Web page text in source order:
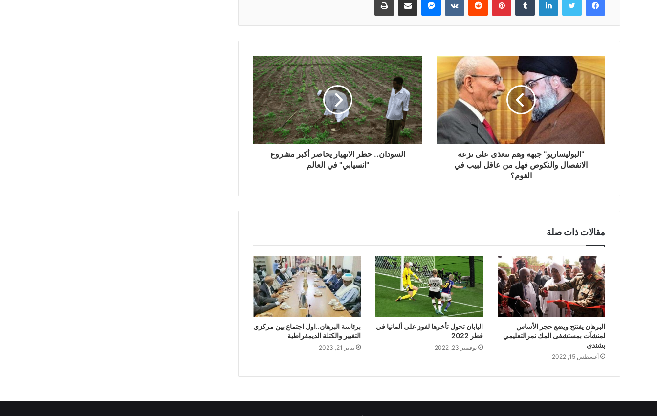
"البوليساريو" جبهة وهم تتغذى على نزعة
الانفصال والنكوص فهل من عاقل لبيب في
القوم؟
السودان.. خطر الانهيار يحاصر أكبر مشروع
"انسيابي" في العالم
مقالات ذات صلة
البرهان يفتتح ويضع حجر الأساس
لمنشآت بمستشفى المك نمرالتعليمي
بشندى
أغسطس 15, 2022
اليابان تحول تأخرها لفوز على ألمانيا في
قطر 2022
نوفمبر 23, 2022
برئاسة البرهان..اول اجتماع بين مركزي
التغيير والكتلة الديمقراطية
يناير 21, 2023